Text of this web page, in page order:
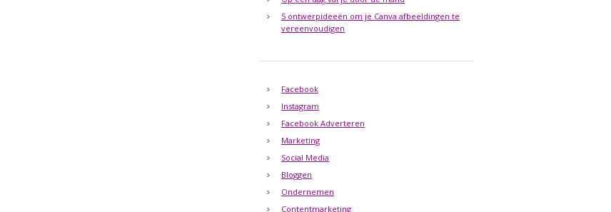
5 ontwerpideeën om je Canva afbeeldingen te
vereenvoudigen
Facebook
Instagram
Facebook Adverteren
Marketing
Social Media
Bloggen
Ondernemen
Contentmarketing